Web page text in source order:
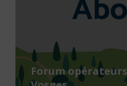
Forum